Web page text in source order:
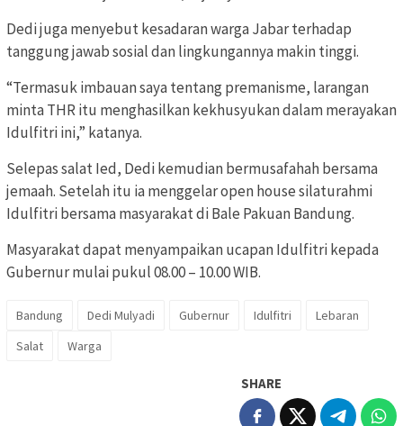
Dedi juga menyebut kesadaran warga Jabar terhadap
tanggung jawab sosial dan lingkungannya makin tinggi.
“Termasuk imbauan saya tentang premanisme, larangan
minta THR itu menghasilkan kekhusyukan dalam merayakan
Idulfitri ini,” katanya.
Selepas salat Ied, Dedi kemudian bermusafahah bersama
jemaah. Setelah itu ia menggelar open house silaturahmi
Idulfitri bersama masyarakat di Bale Pakuan Bandung.
Masyarakat dapat menyampaikan ucapan Idulfitri kepada
Gubernur mulai pukul 08.00 – 10.00 WIB.
Bandung Dedi Mulyadi Gubernur Idulfitri
Lebaran
Salat
Warga
SHARE